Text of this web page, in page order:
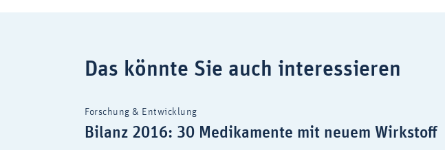
Das könnte Sie auch interessieren
Forschung & Entwicklung
Bilanz 2016: 30 Medikamente mit neuem Wirkstoff